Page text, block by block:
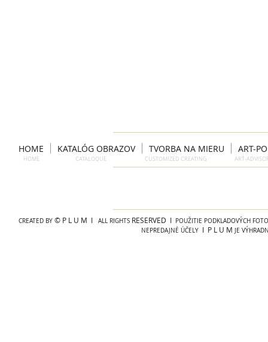
HOME KATALÓG OBRAZOV TVORBA NA MIERU ART-
HOME CATALOQUE CUSTOMIZED CREATING ART-
CREATED BY © P L U M I ALL RIGHTS RESERVED I POUŽITIE PODKLADOVÝCH
NEPREDAJNÉ ÚČELY I P L U M JE